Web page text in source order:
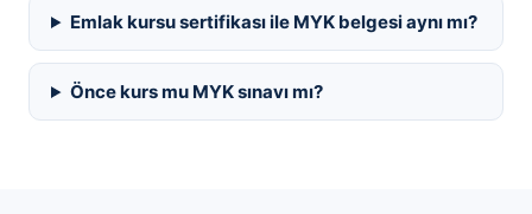
Emlak kursu sertifikası ile MYK belgesi aynı mı?
Önce kurs mu MYK sınavı mı?